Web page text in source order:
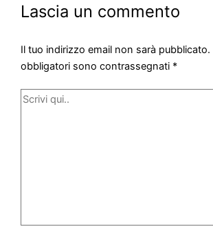
Lascia un commento
Il tuo indirizzo email non sarà pubblicato.
obbligatori sono contrassegnati *
Scrivi